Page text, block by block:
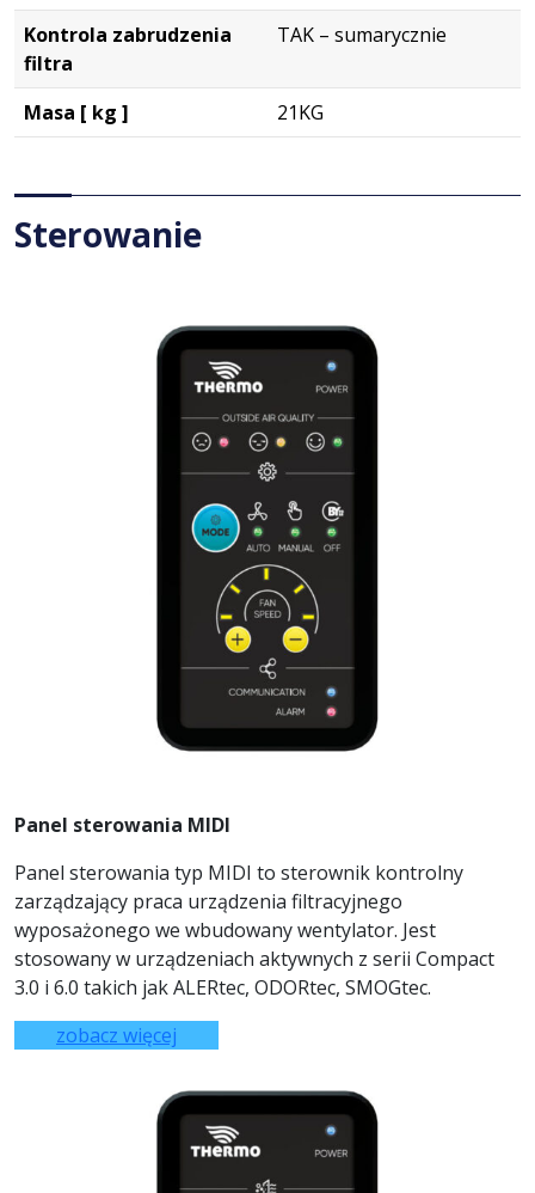
Kontrola zabrudzenia
filtra
TAK – sumarycznie
Masa [ kg ] 21KG
Sterowanie
Panel sterowania MIDI
Panel sterowania typ MIDI to sterownik kontrolny
zarządzający praca urządzenia filtracyjnego
wyposażonego we wbudowany wentylator. Jest
stosowany w urządzeniach aktywnych z serii Compact
3.0 i 6.0 takich jak ALERtec, ODORtec, SMOGtec.
zobacz więcej